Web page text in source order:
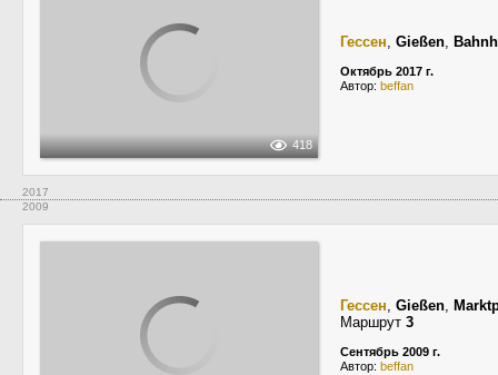
418
Гессен, Gießen,
Октябрь 2017 г.
Автор: beffan
2017
2009
Гессен, Gießen,
Маршрут 3
Сентябрь 2009 г.
Автор: beffan